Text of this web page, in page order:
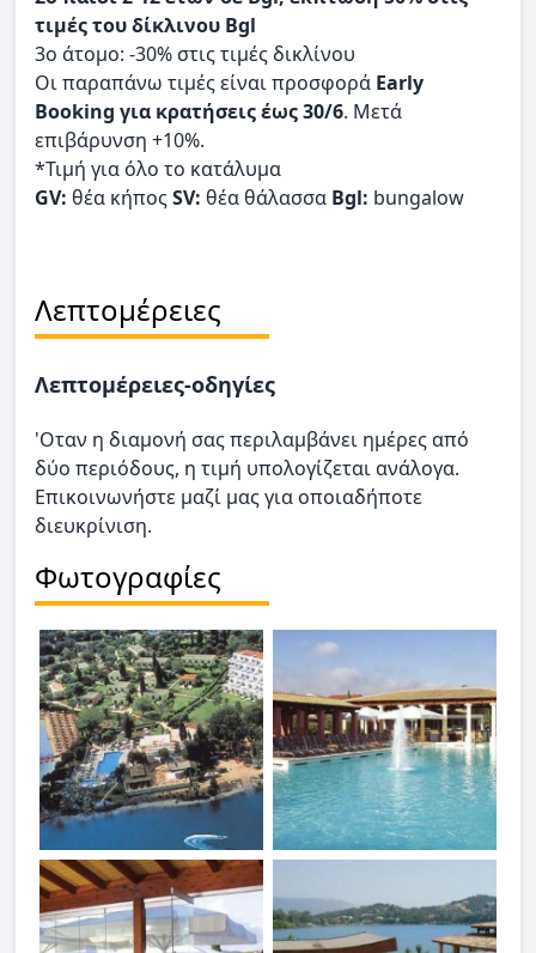
τιμές του δίκλινου Bgl
3ο άτομο: -30% στις τιμές δικλίνου
Οι παραπάνω τιμές είναι προσφορά Early
Booking για κρατήσεις έως 30/6. Μετά
επιβάρυνση +10%.
*Τιμή για όλο το κατάλυμα
GV: θέα κήποςSV: θέα θάλασσα Bgl: bungalow
Λεπτομέρειες
Λεπτομέρειες-οδηγίες
'Οταν η διαμονή σας περιλαμβάνει ημέρες από
δύο περιόδους, η τιμή υπολογίζεται ανάλογα.
Επικοινωνήστε μαζί μας για οποιαδήποτε
διευκρίνιση.
Φωτογραφίες